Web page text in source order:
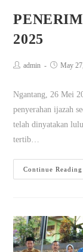
2025
admin May
Ngantang, 26 Mei
penyerahan ijazah
telah dinyatakan
tertib…
Continue Reading